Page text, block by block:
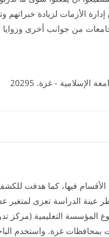
التربوية في مجال إدارة الأزمات. 4- عقد دورات تدريبية لفرق إدارة
الأقسام فيها، كما هدفت
عينة الدراسة تعزى لمتغير
ومتغير نوع المؤسسة التعليمية
بمحافظات غزة. واستخدم